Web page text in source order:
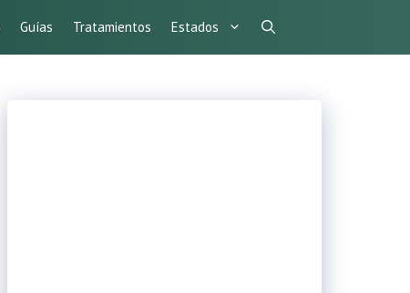
Guías Tratamientos Estados